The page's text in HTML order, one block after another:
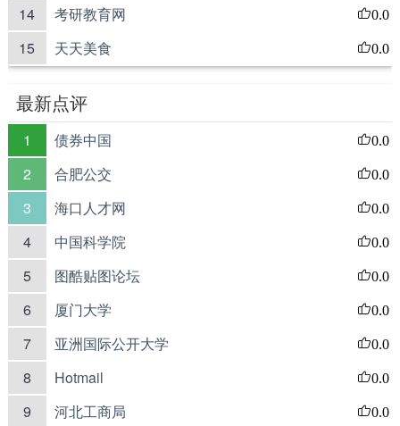
14 考研教育网 0.0
15 天天美食 0.0
最新点评
1 债券中国 0.0
2 合肥公交 0.0
3 海口人才网 0.0
4 中国科学院 0.0
5 图酷贴图论坛 0.0
6 厦门大学 0.0
7 亚洲国际公开大学 0.0
8 Hotmail 0.0
9 河北工商局 0.0